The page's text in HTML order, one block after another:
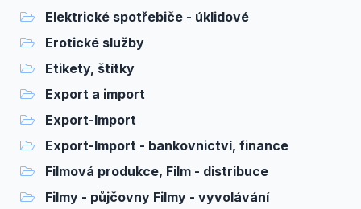
Elektrické spotřebiče - úklidové
Erotické služby
Etikety, štítky
Export a import
Export-Import
Export-Import - bankovnictví, finance
Filmová produkce, Film - distribuce
Filmy - půjčovny Filmy - vyvolávání